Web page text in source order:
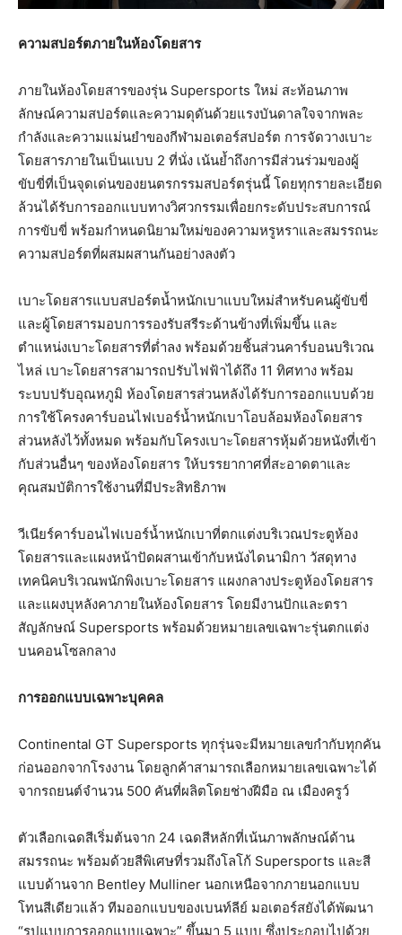
ความสปอร์ตภายในห้องโดยสาร
ภายในห้องโดยสารของรุ่น Supersports ใหม่ สะท้อนภาพ
ลักษณ์ความสปอร์ตและความดุดันด้วยแรงบันดาลใจจากพละ
กำลังและความแม่นยำของกีฬามอเตอร์สปอร์ต การจัดวางเบาะ
โดยสารภายในเป็นแบบ 2 ที่นั่ง เน้นย้ำถึงการมีส่วนร่วมของผู้
ขับขี่ที่เป็นจุดเด่นของยนตรกรรมสปอร์ตรุ่นนี้ โดยทุกรายละเอียด
ล้วนได้รับการออกแบบทางวิศวกรรมเพื่อยกระดับประสบการณ์
การขับขี่ พร้อมกำหนดนิยามใหม่ของความหรูหราและสมรรถนะ
ความสปอร์ตที่ผสมผสานกันอย่างลงตัว
เบาะโดยสารแบบสปอร์ตน้ำหนักเบาแบบใหม่สำหรับคนผู้ขับขี่
และผู้โดยสารมอบการรองรับสรีระด้านข้างที่เพิ่มขึ้น และ
ตำแหน่งเบาะโดยสารที่ต่ำลง พร้อมด้วยชิ้นส่วนคาร์บอนบริเวณ
ไหล่ เบาะโดยสารสามารถปรับไฟฟ้าได้ถึง 11 ทิศทาง พร้อม
ระบบปรับอุณหภูมิ ห้องโดยสารส่วนหลังได้รับการออกแบบด้วย
การใช้โครงคาร์บอนไฟเบอร์น้ำหนักเบาโอบล้อมห้องโดยสาร
ส่วนหลังไว้ทั้งหมด พร้อมกับโครงเบาะโดยสารหุ้มด้วยหนังที่เข้า
กับส่วนอื่นๆ ของห้องโดยสาร ให้บรรยากาศที่สะอาดตาและ
คุณสมบัติการใช้งานที่มีประสิทธิภาพ
วีเนียร์คาร์บอนไฟเบอร์น้ำหนักเบาที่ตกแต่งบริเวณประตูห้อง
โดยสารและแผงหน้าปัดผสานเข้ากับหนังไดนามิกา วัสดุทาง
เทคนิคบริเวณพนักพิงเบาะโดยสาร แผงกลางประตูห้องโดยสาร
และแผงบุหลังคาภายในห้องโดยสาร โดยมีงานปักและตรา
สัญลักษณ์ Supersports พร้อมด้วยหมายเลขเฉพาะรุ่นตกแต่ง
บนคอนโซลกลาง
การออกแบบเฉพาะบุคคล
Continental GT Supersports ทุกรุ่นจะมีหมายเลขกำกับทุกคัน
ก่อนออกจากโรงงาน โดยลูกค้าสามารถเลือกหมายเลขเฉพาะได้
จากรถยนต์จำนวน 500 คันที่ผลิตโดยช่างฝีมือ ณ เมืองครูว์
ตัวเลือกเฉดสีเริ่มต้นจาก 24 เฉดสีหลักที่เน้นภาพลักษณ์ด้าน
สมรรถนะ พร้อมด้วยสีพิเศษที่รวมถึงโลโก้ Supersports และสี
แบบด้านจาก Bentley Mulliner นอกเหนือจากภายนอกแบบ
โทนสีเดียวแล้ว ทีมออกแบบของเบนท์ลีย์ มอเตอร์สยังได้พัฒนา
“รูปแบบการออกแบบเฉพาะ” ขึ้นมา 5 แบบ ซึ่งประกอบไปด้วย